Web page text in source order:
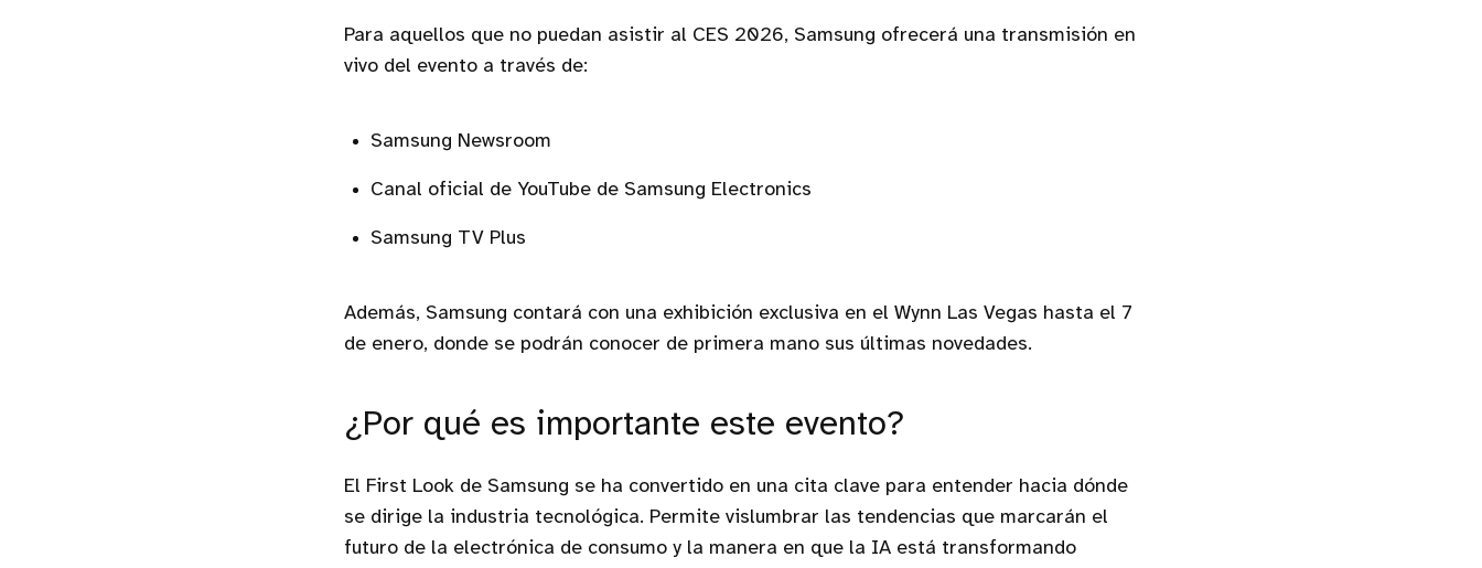
Para aquellos que no puedan asistir al CES 2026, Samsung ofrecerá una transmisión en
vivo del evento a través de:
Samsung Newsroom
Canal oficial de YouTube de Samsung Electronics
Samsung TV Plus
Además, Samsung contará con una exhibición exclusiva en el Wynn Las Vegas hasta el 7
de enero, donde se podrán conocer de primera mano sus últimas novedades.
¿Por qué es importante este evento?
El First Look de Samsung se ha convertido en una cita clave para entender hacia dónde
se dirige la industria tecnológica. Permite vislumbrar las tendencias que marcarán el
futuro de la electrónica de consumo y la manera en que la IA está transformando